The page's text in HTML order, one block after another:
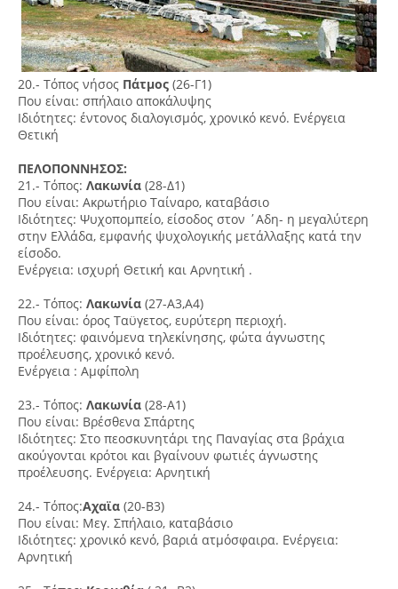
20.- Τόπος νήσος Πάτμος (26-Γ1)
Που είναι: σπήλαιο αποκάλυψης
Ιδιότητες: έντονος διαλογισμός, χρονικό κενό. Ενέργεια
Θετική
ΠΕΛΟΠΟΝΝΗΣΟΣ:
21.- Τόπος: Λακωνία (28-Δ1)
Που είναι: Ακρωτήριο Ταίναρο, καταβάσιο
Ιδιότητες: Ψυχοπομπείο, είσοδος στον ΄Αδη- η μεγαλύτερη
στην Ελλάδα, εμφανής ψυχολογικής μετάλλαξης κατά την
είσοδο.
Ενέργεια: ισχυρή Θετική και Αρνητική .
22.- Τόπος: Λακωνία (27-Α3,Α4)
Που είναι: όρος Ταϋγετος, ευρύτερη περιοχή.
Ιδιότητες: φαινόμενα τηλεκίνησης, φώτα άγνωστης
προέλευσης, χρονικό κενό.
Ενέργεια : Αμφίπολη
23.- Τόπος: Λακωνία (28-Α1)
Που είναι: Βρέσθενα Σπάρτης
Ιδιότητες: Στο πεοσκυνητάρι της Παναγίας στα βράχια
ακούγονται κρότοι και βγαίνουν φωτιές άγνωστης
προέλευσης. Ενέργεια: Αρνητική
24.- Τόπος:Αχαϊα (20-Β3)
Που είναι: Μεγ. Σπήλαιο, καταβάσιο
Ιδιότητες: χρονικό κενό, βαριά ατμόσφαιρα. Ενέργεια:
Αρνητική